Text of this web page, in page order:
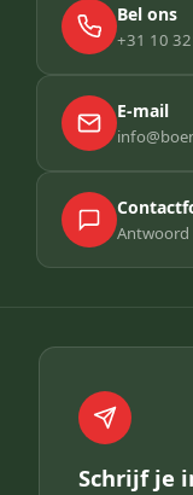
Bel ons
+31 10
E-mail
Antwoord
Schrijf je